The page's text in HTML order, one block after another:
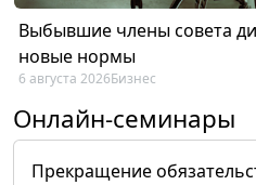
Выбывшие члены совета
новые нормы
6 августа 2026Бизнес
Онлайн-семинары
Прекращение